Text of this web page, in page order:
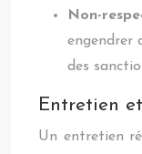
Non-
engendrer
des
Entretien
Un entretien